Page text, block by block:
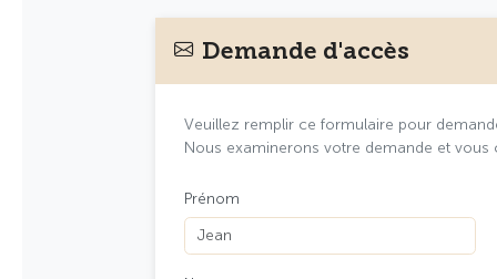
Demande d'accès
Veuillez remplir ce formulaire pour
Nous examinerons votre demande et
Prénom